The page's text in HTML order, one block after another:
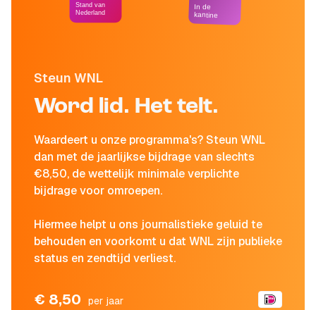
Steun WNL
Word lid. Het telt.
Waardeert u onze programma's? Steun WNL
dan met de jaarlijkse bijdrage van slechts
€8,50, de wettelijk minimale verplichte
bijdrage voor omroepen.
Hiermee helpt u ons journalistieke geluid te
behouden en voorkomt u dat WNL zijn publieke
status en zendtijd verliest.
€ 8,50 per jaar
Stand van
Nederland
In de
kantine